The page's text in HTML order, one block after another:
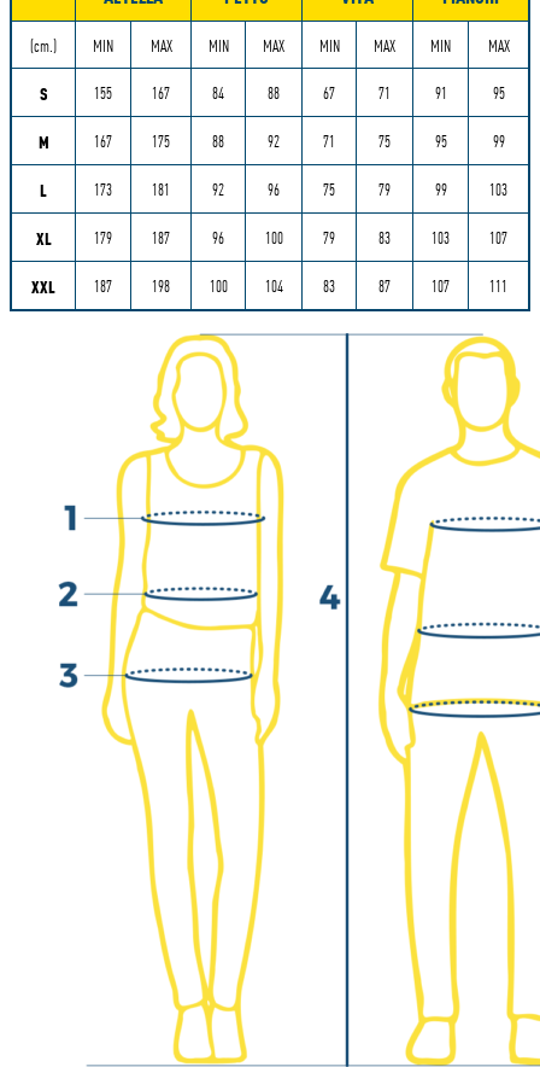
(cm.) MIN MAX MIN MAX MIN MAX MIN MAX
S 155 167 84 88 67 71 91 95
M 167 175 88 92 71 75 95 99
L 173 181 92 96 75 79 99 103
XL 179 187 96 100 79 83 103 107
XXL 187 198 100 104 83 87 107 111